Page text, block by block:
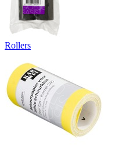
Rollers